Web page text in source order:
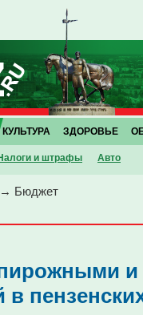
и штрафы Авто
КУЛЬТУРА ЗДОРОВЬЕ
→ Бюджет